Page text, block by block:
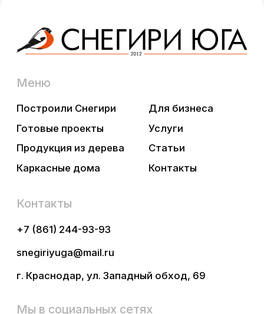
ООО «СнегириЮга», ИНН 2373014916
Разработка сайта
Телеграмм
YouTube
😉Нельзяграмм
Pinterest